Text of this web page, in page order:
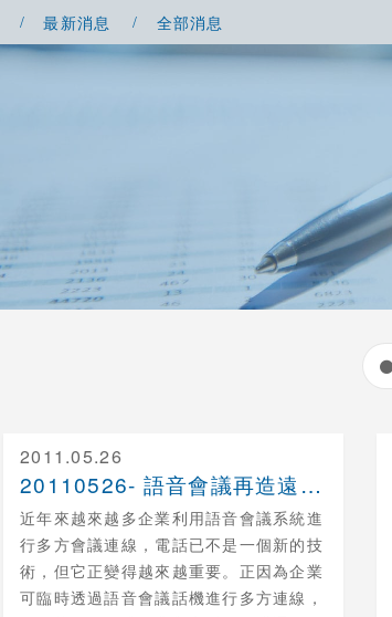
最新消息 全部消息
2011.05.26
20110526- 語音會議再造遠程會議新遠景
近年來越來越多企業利用語音會議系統進
行多方會議連線，電話已不是一個新的技
術，但它正變得越來越重要。正因為企業
可臨時透過語音會議話機進行多方連線，